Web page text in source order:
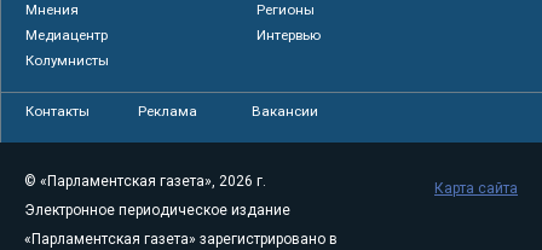
Мнения
Регионы
Медиацентр
Интервью
Колумнисты
Контакты Реклама Вакансии
© «Парламентская газета», 2026 г.
Электронное периодическое издание
«Парламентская газета» зарегистрировано в
Карта сайта